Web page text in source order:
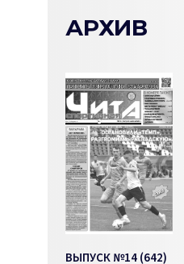
АРХИВ
ВЫПУСК №14 (642)